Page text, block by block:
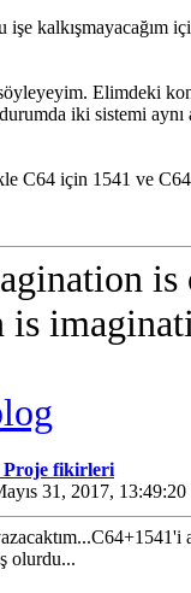
kalkışmayacağım
Elimdeki
iki sistemi aynı
C64 için 1541 ve
is
is
fikirleri
31, 2017,
olurdu...